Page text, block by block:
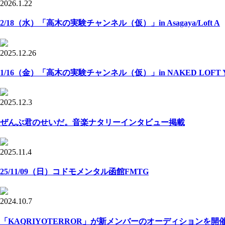
2026.1.22
2/18（水）「高木の実験チャンネル（仮）」in Asagaya/Loft A
2025.12.26
1/16（金）「高木の実験チャンネル（仮）」in NAKED LOFT
2025.12.3
ぜんぶ君のせいだ。音楽ナタリーインタビュー掲載
2025.11.4
25/11/09（日）コドモメンタル函館FMTG
2024.10.7
「KAQRIYOTERROR」が新メンバーのオーディションを開